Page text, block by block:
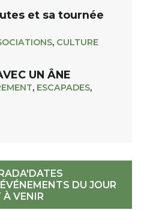
et sa tournée
, CULTURE
UN ÂNE
, ESCAPADES,
DU JOUR
À VENIR